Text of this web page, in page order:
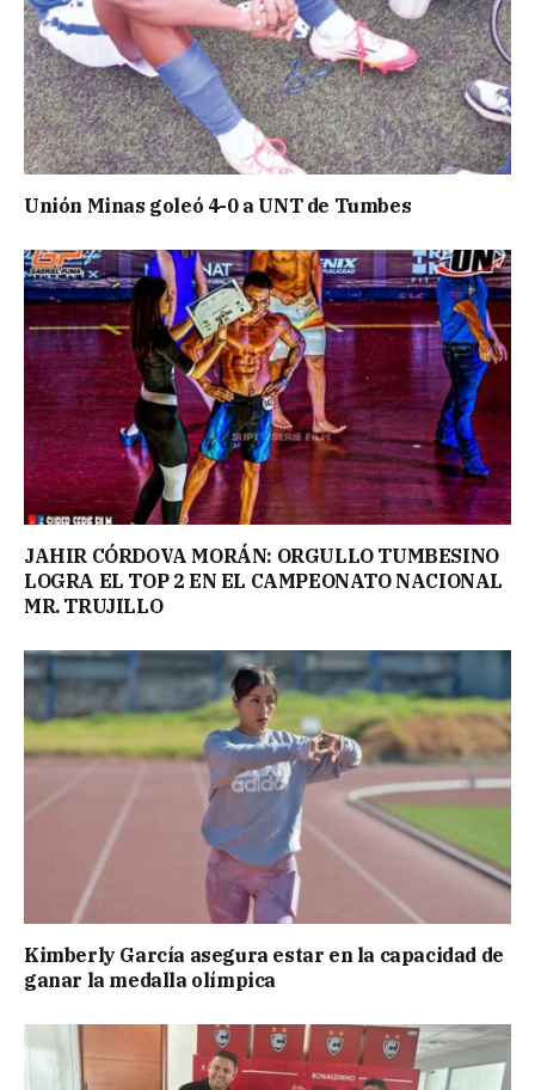
Unión Minas goleó 4-0 a UNT de Tumbes
JAHIR CÓRDOVA MORÁN: ORGULLO TUMBESINO
LOGRA EL TOP 2 EN EL CAMPEONATO NACIONAL
MR. TRUJILLO
Kimberly García asegura estar en la capacidad de
ganar la medalla olímpica